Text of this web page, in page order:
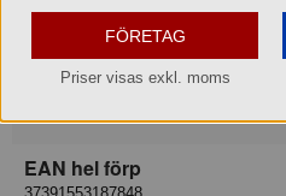
Lev art nr
EAN del förp
EAN hel förp
FÖRETAG
Priser visas exkl. moms